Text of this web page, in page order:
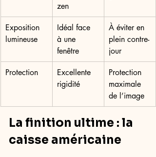
zen
Exposition
lumineuse
Idéal face
à une
fenêtre
À éviter en
plein contre-
jour
Protection
Excellente
rigidité
Protection
maximale
de l’image
La finition ultime : la
caisse américaine